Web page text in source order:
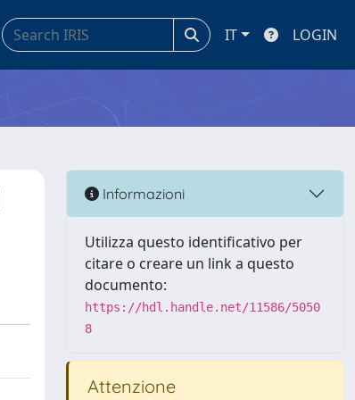
IT LOGIN
Informazioni
Utilizza questo identificativo per
citare o creare un link a questo
documento:
https://hdl.handle.net/11586/5050
8
Attenzione